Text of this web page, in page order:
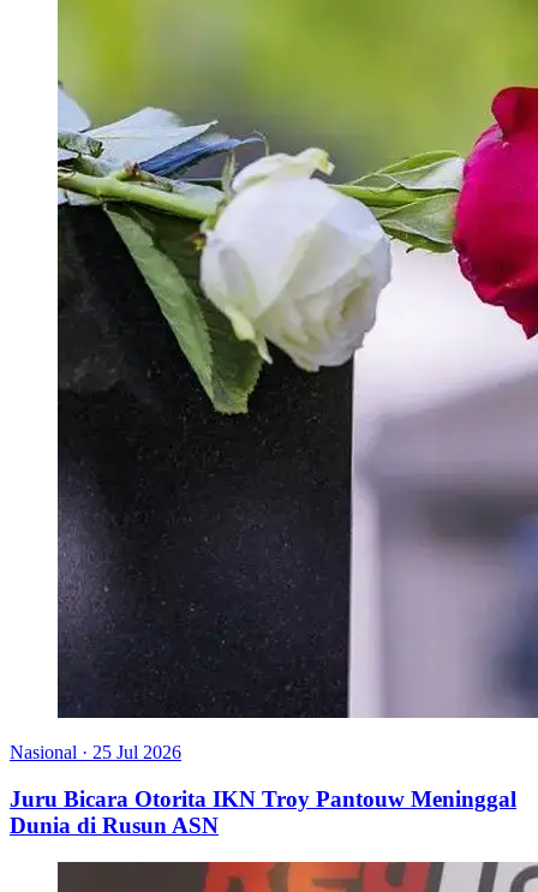
Nasional · 25 Jul 2026
Juru Bicara Otorita IKN Troy Pantouw Meninggal
Dunia di Rusun ASN